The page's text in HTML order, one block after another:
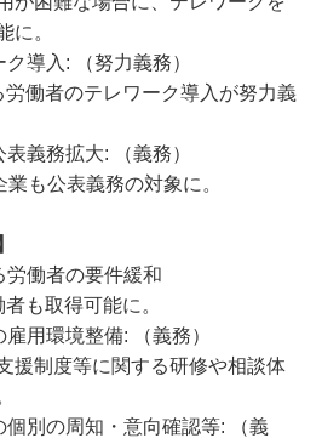
に。
導入: （努力義務）
労働者のテレワーク導入が努力義
義務拡大: （義務）
も公表義務の対象に。
働者の要件緩和
も取得可能に。
用環境整備: （義務）
援制度等に関する研修や相談体
別の周知・意向確認等: （義